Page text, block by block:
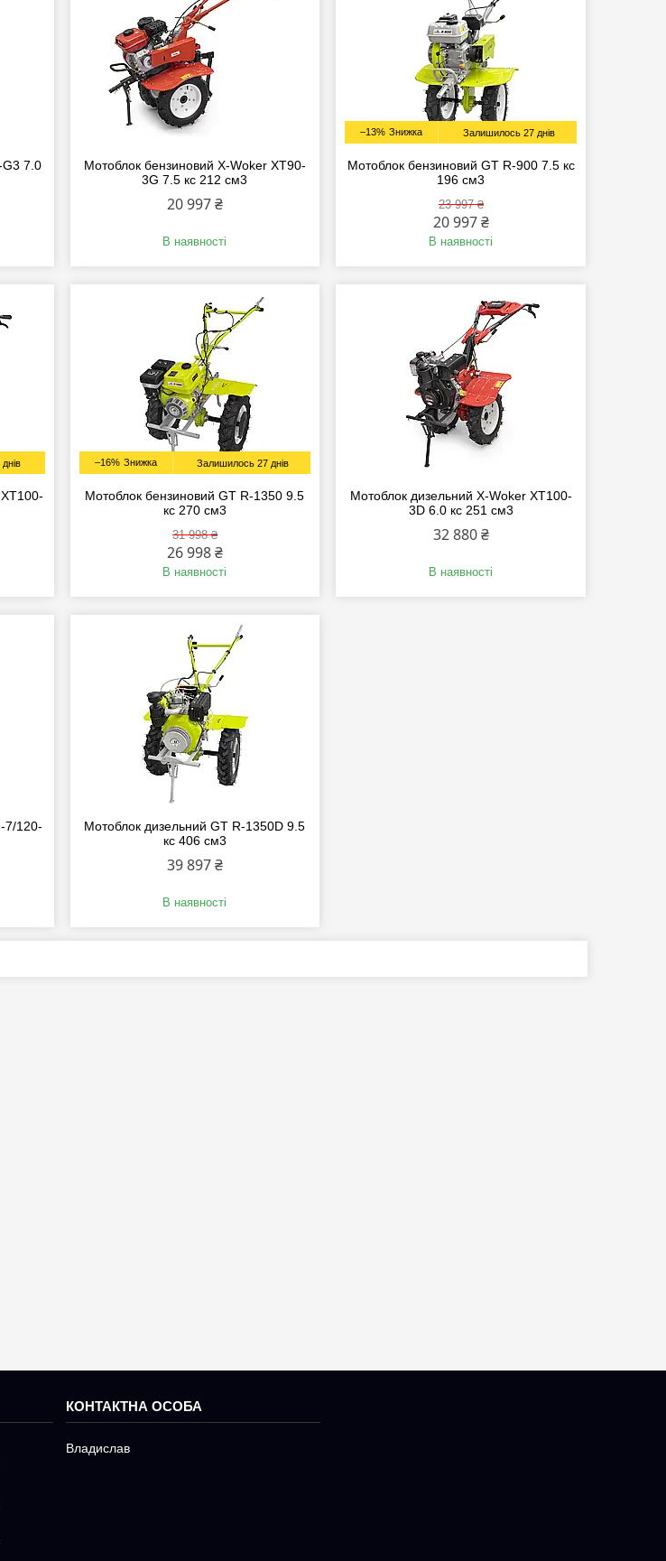
G3 7.0
Мотоблок бензиновий X-Woker XT90-
3G 7.5 кc 212 см3
20 997 ₴
В наявності
–13% Залишилось 27 днів
Мотоблок бензиновий GT R-900 7.5 кс
196 см3
23 997 ₴
20 997 ₴
В наявності
–16% Залишилось 27 днів
Мотоблок бензиновий GT R-1350 9.5
кс 270 см3
31 998 ₴
26 998 ₴
В наявності
Мотоблок дизельний X-Woker XT100-
3D 6.0 кc 251 см3
32 880 ₴
В наявності
7/120-
Мотоблок дизельний GT R-1350D 9.5
кс 406 см3
39 897 ₴
В наявності
Владислав